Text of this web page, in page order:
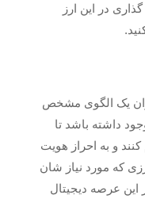
در این ارز
یک الگوی مشخص
داشته باشد تا
کنند و به احراز هویت
که مورد نیاز شان
این عرصه دیجیتال